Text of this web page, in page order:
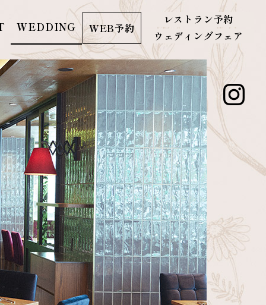
WEB予約
レストラン予約
ウェディングフェア
WEDDING